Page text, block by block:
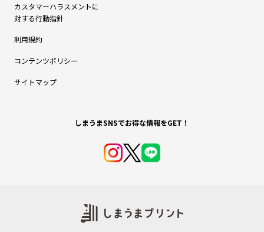
カスタマーハラスメントに
対する行動指針
利用規約
コンテンツポリシー
サイトマップ